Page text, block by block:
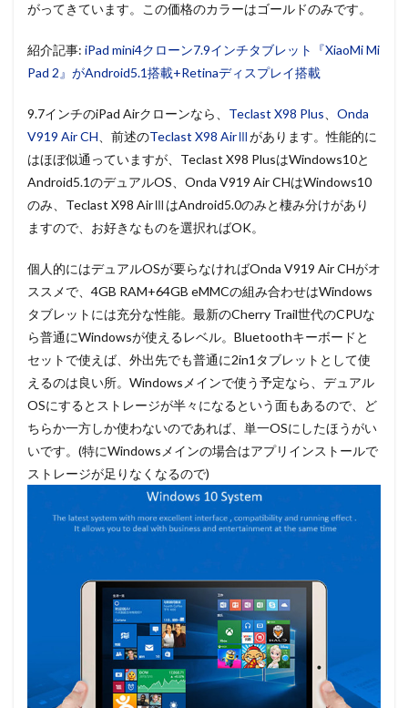
がってきています。この価格のカラーはゴールドのみです。
紹介記事: iPad mini4クローン7.9インチタブレット『XiaoMi Mi
Pad 2』がAndroid5.1搭載+Retinaディスプレイ搭載
9.7インチのiPad Airクローンなら、 Teclast X98 Plus
Onda
V919 Air CH 、前述のTeclast X98 AirⅢがあります。性能的に
はほぼ似通っていますが、Teclast X98 PlusはWindows10と
Android5.1のデュアルOS、Onda V919 Air CHはWindows10
のみ、Teclast X98 AirⅢはAndroid5.0のみと棲み分けがあり
ますので、お好きなものを選択ればOK。
個人的にはデュアルOSが要らなければOnda V919 Air CHがオ
ススメで、4GB RAM+64GB eMMCの組み合わせはWindows
タブレットには充分な性能。最新のCherry Trail世代のCPUな
ら普通にWindowsが使えるレベル。Bluetoothキーボードと
セットで使えば、外出先でも普通に2in1タブレットとして使
えるのは良い所。Windowsメインで使う予定なら、デュアル
OSにするとストレージが半々になるという面もあるので、ど
ちらか一方しか使わないのであれば、単一OSにしたほうがい
いです。(特にWindowsメインの場合はアプリインストールで
ストレージが足りなくなるので)